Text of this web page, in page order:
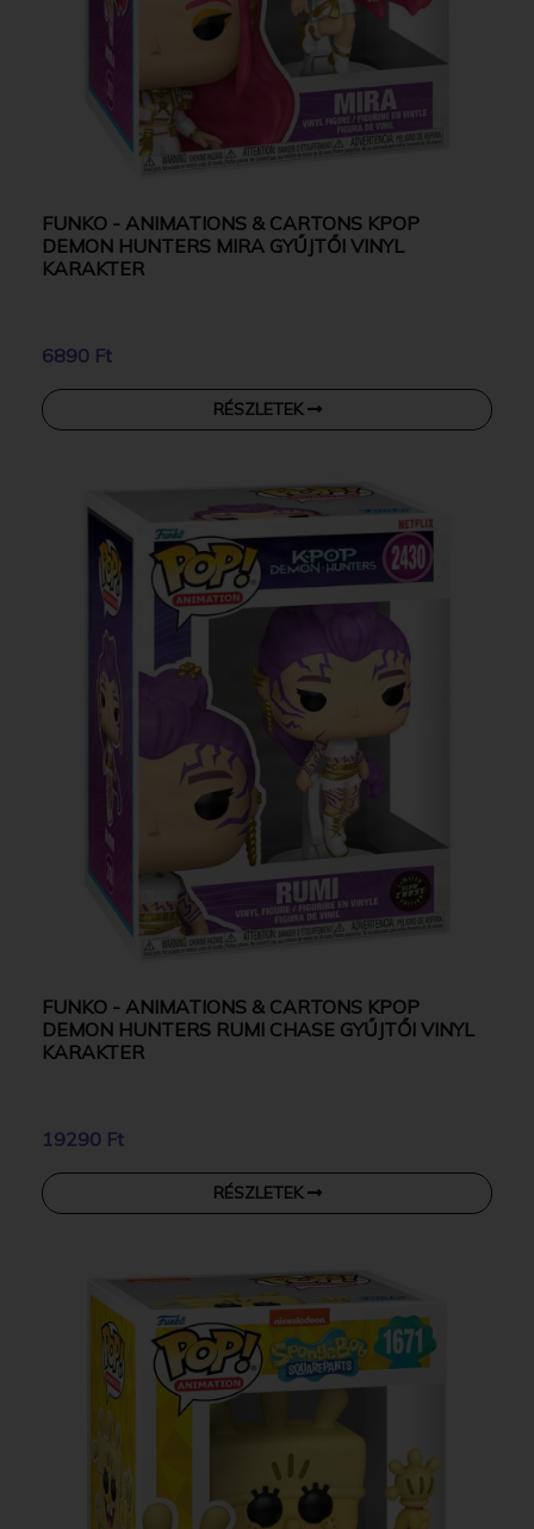
FUNKO - ANIMATIONS & CARTONS KPOP
DEMON HUNTERS MIRA GYŰJTŐI VINYL
KARAKTER
6890 Ft
RÉSZLETEK
FUNKO - ANIMATIONS & CARTONS KPOP
DEMON HUNTERS RUMI CHASE GYŰJTŐI VINYL
KARAKTER
19290 Ft
RÉSZLETEK